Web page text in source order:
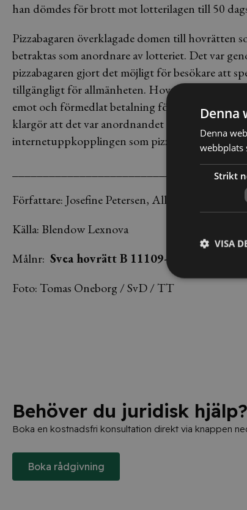
han dömdes för brott mot lotterilagen till 50
Pizzabagaren överklagade domen till hovrätten
betraktas som anordnare av lotteriet. Det var
pizzabagaren gjort det möjligt för besökare att
tillgängligt för allmänheten. Hovrätten menar
emot och förmedlat betalning för insatser via
klargör att det var anordnandet av spelet som
internetuppkopplingen som pizzabagaren
___________________________________
Författare: Josefine Petersen, Allt om Juridik
Källa: Blendow Lexnova
Målnr: Svea hovrätt B 11109-18
Foto: Tomas Oneborg / SvD / TT
Behöver du juridisk hjälp?
Boka en kostnadsfri konsultation direkt via knappen
Boka rådgivning
Denna
Denna
webbplats
Strikt
VISA